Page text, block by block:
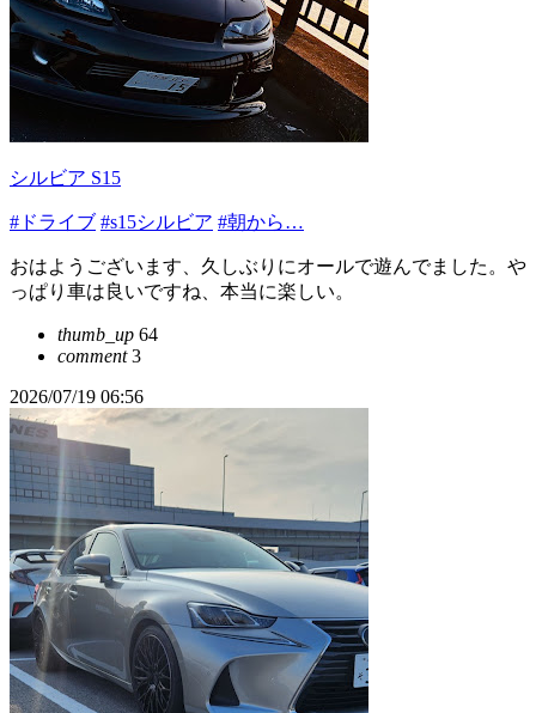
シルビア S15
#ドライブ #s15シルビア #朝から…
おはようございます、久しぶりにオールで遊んでました。や
っぱり車は良いですね、本当に楽しい。
thumb_up 64
comment3
2026/07/19 06:56